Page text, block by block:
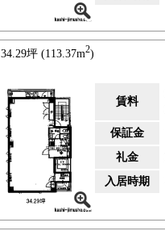
34.29坪 (113.37m2)
賃料
保証金
礼金
入居時期